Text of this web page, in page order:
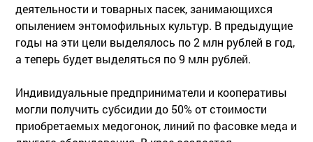
деятельности и товарных пасек, занимающихся
опылением энтомофильных культур. В предыдущие
годы на эти цели выделялось по 2 млн рублей в год,
а теперь будет выделяться по 9 млн рублей.
Индивидуальные предприниматели и кооперативы
могли получить субсидии до 50% от стоимости
приобретаемых медогонок, линий по фасовке меда и